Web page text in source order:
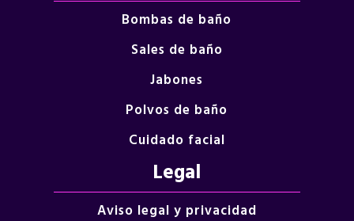
Bombas de baño
Sales de baño
Jabones
Polvos de baño
Cuidado facial
Legal
Aviso legal y privacidad